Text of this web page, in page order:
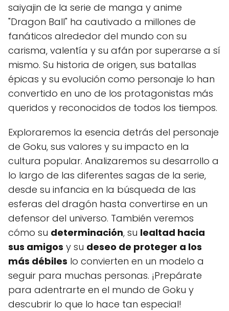
saiyajin de la serie de manga y anime
"Dragon Ball" ha cautivado a millones de
fanáticos alrededor del mundo con su
carisma, valentía y su afán por superarse a sí
mismo. Su historia de origen, sus batallas
épicas y su evolución como personaje lo han
convertido en uno de los protagonistas más
queridos y reconocidos de todos los tiempos.
Exploraremos la esencia detrás del personaje
de Goku, sus valores y su impacto en la
cultura popular. Analizaremos su desarrollo a
lo largo de las diferentes sagas de la serie,
desde su infancia en la búsqueda de las
esferas del dragón hasta convertirse en un
defensor del universo. También veremos
cómo su determinación, su lealtad hacia
sus amigos y su deseo de proteger a los
más débiles lo convierten en un modelo a
seguir para muchas personas. ¡Prepárate
para adentrarte en el mundo de Goku y
descubrir lo que lo hace tan especial!